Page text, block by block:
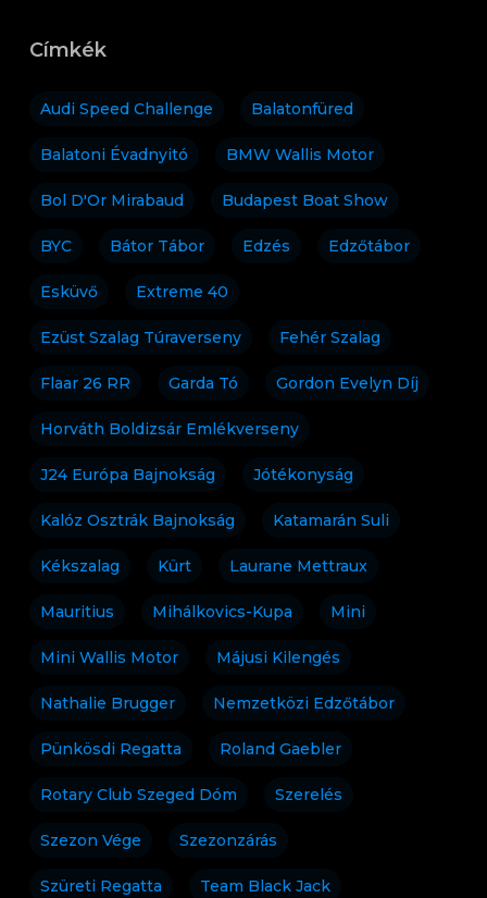
Címkék
Audi Speed Challenge Balatonfüred
Balatoni Évadnyitó BMW Wallis Motor
Bol D'Or Mirabaud Budapest Boat Show
BYC Bátor Tábor Edzés Edzőtábor
Esküvő Extreme 40
Ezüst Szalag Túraverseny Fehér Szalag
Flaar 26 RR Garda Tó Gordon Evelyn Díj
Horváth Boldizsár Emlékverseny
J24 Európa Bajnokság Jótékonyság
Kalóz Osztrák Bajnokság Katamarán Suli
Kékszalag Kürt Laurane Mettraux
Mauritius Mihálkovics-Kupa Mini
Mini Wallis Motor Májusi Kilengés
Nathalie Brugger Nemzetközi Edzőtábor
Pünkösdi Regatta Roland Gaebler
Rotary Club Szeged Dóm Szerelés
Szezon Vége Szezonzárás
Szüreti Regatta Team Black Jack